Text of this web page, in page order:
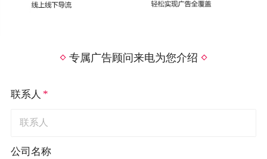
专属广告顾问来电为您介绍
联系人 *
公司名称